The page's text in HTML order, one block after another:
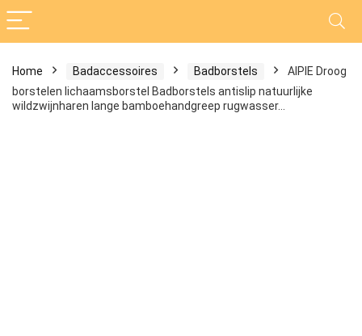
Home Badaccessoires Badborstels
AIPIE Droog
borstelen lichaamsborstel Badborstels antislip natuurlijke
wildzwijnharen lange bamboehandgreep rugwasser…